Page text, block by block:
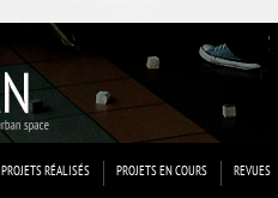
PROJETS RÉALISÉS PROJETS EN COURS REVUES